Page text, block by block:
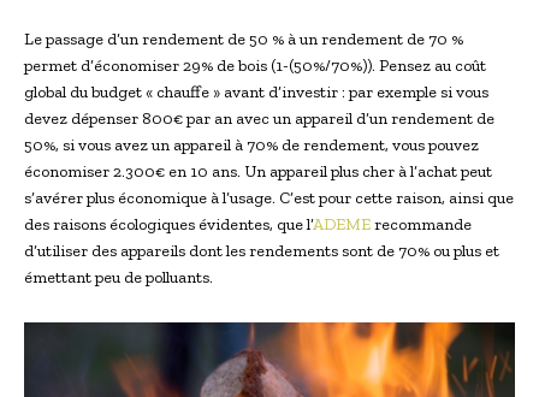
Le passage d’un rendement de 50 % à un rendement de 70 %
permet d’économiser 29% de bois (1-(50%/70%)). Pensez au coût
global du budget « chauffe » avant d’investir : par exemple si vous
devez dépenser 800€ par an avec un appareil d’un rendement de
50%, si vous avez un appareil à 70% de rendement, vous pouvez
économiser 2.300€ en 10 ans. Un appareil plus cher à l’achat peut
s’avérer plus économique à l’usage. C’est pour cette raison, ainsi que
des raisons écologiques évidentes, que l’ADEMErecommande
d’utiliser des appareils dont les rendements sont de 70% ou plus et
émettant peu de polluants.